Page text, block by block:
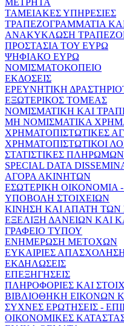
ΤΑΜΕΙΑΚΕΣ ΥΠΗΡΕΣΙΕΣ
ΤΡΑΠΕΖΟΓΡΑΜΜΑΤΙΑ
ΑΝΑΚΥΚΛΩΣΗ
ΠΡΟΣΤΑΣΙΑ ΤΟΥ ΕΥΡΩ
ΨΗΦΙΑΚΟ ΕΥΡΩ
ΝΟΜΙΣΜΑΤΟΚΟΠΕΙΟ
ΕΚΔΟΣΕΙΣ
ΕΡΕΥΝΗΤΙΚΗ
ΕΞΩΤΕΡΙΚΟΣ ΤΟΜΕΑΣ
ΝΟΜΙΣΜΑΤΙΚΗ ΚΑΙ
ΜΗ ΝΟΜΙΣΜΑΤΙΚΑ
ΧΡΗΜΑΤΟΠΙΣΤΩΤΙΚΕΣ
ΧΡΗΜΑΤΟΠΙΣΤΩΤΙΚΟΙ
ΣΤΑΤΙΣΤΙΚΕΣ ΠΛΗΡΩΜΩΝ
SPECIAL DATA
ΑΓΟΡΑ ΑΚΙΝΗΤΩΝ
ΕΣΩΤΕΡΙΚΗ ΟΙΚΟΝΟΜΙΑ
ΥΠΟΒΟΛΗ ΣΤΟΙΧΕΙΩΝ
ΚΙΝΗΣΗ ΚΑΙ ΑΠΑΤΗ
ΕΞΕΛΙΞΗ ΔΑΝΕΙΩΝ ΚΑΙ
ΓΡΑΦΕΙΟ ΤΥΠΟΥ
ΕΝΗΜΕΡΩΣΗ ΜΕΤΟΧΩΝ
ΕΥΚΑΙΡΙΕΣ
ΕΚΔΗΛΩΣΕΙΣ
ΕΠΕΞΗΓΗΣΕΙΣ
ΠΛΗΡΟΦΟΡΙΕΣ ΚΑΙ
ΒΙΒΛΙΟΘΗΚΗ ΕΙΚΟΝΩΝ
ΣΥΧΝΕΣ ΕΡΩΤΗΣΕΙΣ -
ΟΙΚΟΝΟΜΙΚΕΣ